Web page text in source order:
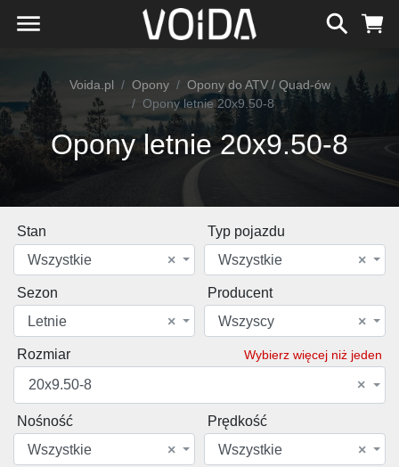
Voida.pl Opony
Opony do ATV / Quad-ów
Opony letnie 20x9.50-8
Opony letnie 20x9.50-8
Stan
×
Wszystkie
Typ pojazdu
×
Wszystkie
Sezon
×
Letnie
Producent
×
Wszyscy
Rozmiar Wybierz więcej niż jeden
×
20x9.50-8
Nośność
×
Wszystkie
Prędkość
×
Wszystkie